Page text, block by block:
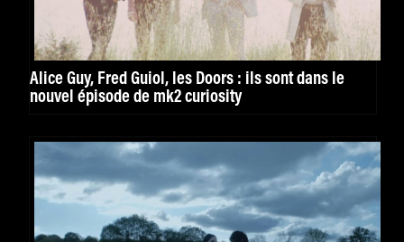
Alice Guy, Fred Guiol, les Doors : ils sont dans le
nouvel épisode de mk2 curiosity